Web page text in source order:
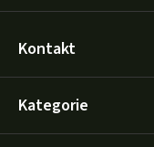
Kontakt
Kategorie